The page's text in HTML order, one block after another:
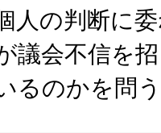
個人の判断に
議会不信を
るのかを問